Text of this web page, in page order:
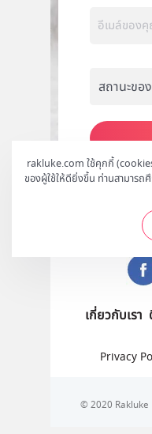
rakluke.com ใช้คุกกี้
ของผู้ใช้ให้ดียิ่งขึ้น ท่านสามารถศึ
เกี่ยวกับเรา
Privacy
© 2020 Rakluke